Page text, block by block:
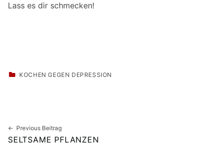
Lass es dir schmecken!
CATEGORIZED IN:
KOCHEN GEGEN DEPRESSION
Beitragsnavigation
Previous Beitrag
SELTSAME PFLANZEN